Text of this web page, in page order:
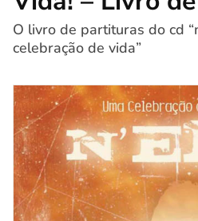
O livro de partituras do cd
celebração de vida”